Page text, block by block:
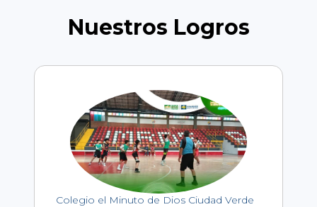
Nuestros Logros
Colegio el Minuto de Dios Ciudad Verde